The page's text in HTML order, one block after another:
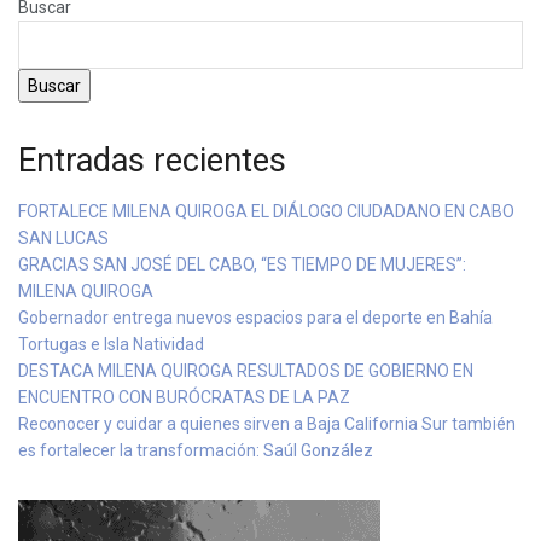
Buscar
Buscar
Entradas recientes
FORTALECE MILENA QUIROGA EL DIÁLOGO CIUDADANO EN CABO
SAN LUCAS
GRACIAS SAN JOSÉ DEL CABO, “ES TIEMPO DE MUJERES”:
MILENA QUIROGA
Gobernador entrega nuevos espacios para el deporte en Bahía
Tortugas e Isla Natividad
DESTACA MILENA QUIROGA RESULTADOS DE GOBIERNO EN
ENCUENTRO CON BURÓCRATAS DE LA PAZ
Reconocer y cuidar a quienes sirven a Baja California Sur también
es fortalecer la transformación: Saúl González